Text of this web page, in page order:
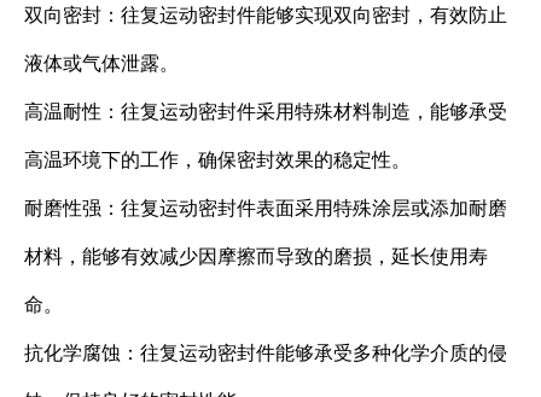
双向密封：往复运动密封件能够实现双向密封，有效防止
液体或气体泄露。
高温耐性：往复运动密封件采用特殊材料制造，能够承受
高温环境下的工作，确保密封效果的稳定性。
耐磨性强：往复运动密封件表面采用特殊涂层或添加耐磨
材料，能够有效减少因摩擦而导致的磨损，延长使用寿
命。
抗化学腐蚀：往复运动密封件能够承受多种化学介质的侵